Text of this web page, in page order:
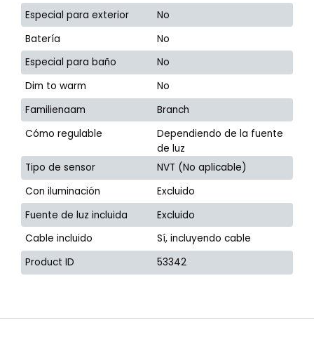
Especial para exterior
No
Batería
No
Especial para baño
No
Dim to warm
No
Familienaam
Branch
Cómo regulable
Dependiendo de la fuente
de luz
Tipo de sensor
NVT (No aplicable)
Con iluminación
Excluido
Fuente de luz incluida
Excluido
Cable incluido
Sí, incluyendo cable
Product ID
53342